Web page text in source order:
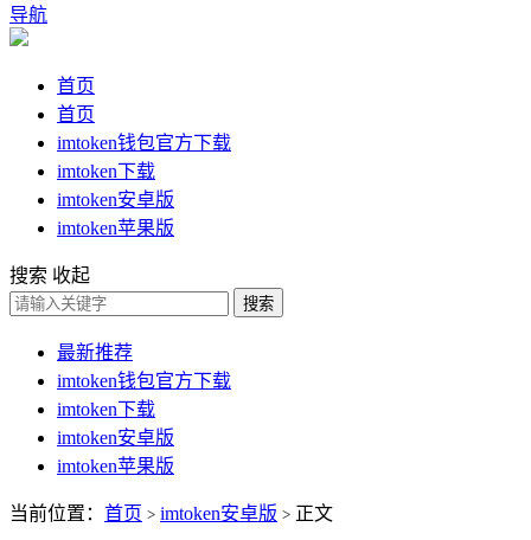
导航
首页
首页
imtoken钱包官方下载
imtoken下载
imtoken安卓版
imtoken苹果版
搜索 收起
搜索
最新推荐
imtoken钱包官方下载
imtoken下载
imtoken安卓版
imtoken苹果版
当前位置： 首页 > imtoken安卓版 > 正文